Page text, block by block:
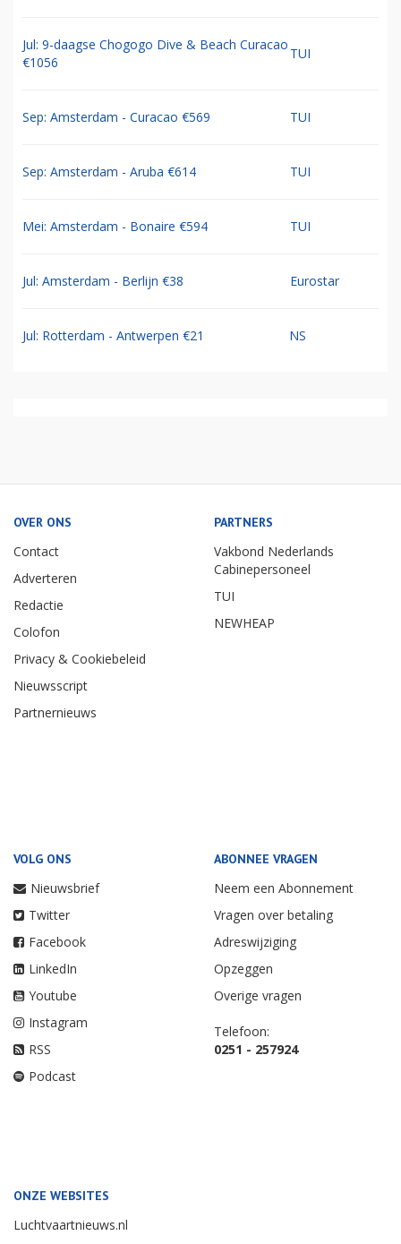
Jul: 9-daagse Chogogo Dive & Beach Curacao
€1056
TUI
Sep: Amsterdam - Curacao €569 TUI
Sep: Amsterdam - Aruba €614 TUI
Mei: Amsterdam - Bonaire €594 TUI
Jul: Amsterdam - Berlijn €38 Eurostar
Jul: Rotterdam - Antwerpen €21 NS
OVER ONS
Contact
Adverteren
Redactie
Colofon
Privacy & Cookiebeleid
Nieuwsscript
Partnernieuws
PARTNERS
Vakbond Nederlands
Cabinepersoneel
TUI
NEWHEAP
VOLG ONS
Nieuwsbrief
Twitter
Facebook
LinkedIn
Youtube
Instagram
RSS
Podcast
ABONNEE VRAGEN
Neem een Abonnement
Vragen over betaling
Adreswijziging
Opzeggen
Overige vragen
Telefoon:
0251 - 257924
ONZE WEBSITES
Luchtvaartnieuws.nl